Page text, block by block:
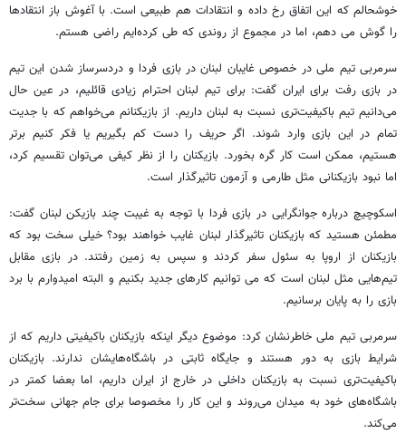
خوشحالم که این اتفاق رخ داده و انتقادات هم طبیعی است‌. با آغوش باز انتقادها
را گوش می دهم، اما در مجموع از روندی که طی کرده‌ایم راضی هستم.
سرمربی تیم ملی در خصوص غایبان لبنان در بازی فردا و دردسرساز شدن این تیم
در بازی رفت برای ایران گفت: برای تیم لبنان احترام زیادی قائلیم، در عین حال
می‌دانیم تیم باکیفیت‌تری نسبت به لبنان داریم. از بازیکنانم می‌خواهم که با جدیت
تمام در این بازی وارد شوند. اگر حریف را دست کم بگیریم یا فکر کنیم برتر
هستیم، ممکن است کار گره بخورد. بازیکنان را از نظر کیفی می‌توان تقسیم کرد،
اما نبود بازیکنانی مثل طارمی و آزمون تاثیرگذار است.
اسکوچیچ درباره جوانگرایی در بازی فردا با توجه به غیبت چند بازیکن لبنان گفت:
مطمئن هستید که بازیکنان تاثیرگذار لبنان غایب خواهند بود؟ خیلی سخت بود که
بازیکنان از اروپا به سئول سفر کردند و سپس به زمین رفتند. در بازی‌ مقابل
تیم‌هایی مثل لبنان است که می توانیم کارهای جدید بکنیم و البته امیدوارم با برد
بازی را به پایان برسانیم.
سرمربی تیم ملی خاطرنشان کرد: موضوع دیگر اینکه بازیکنان باکیفیتی داریم که از
شرایط بازی به دور هستند و جایگاه ثابتی در باشگاه‌هایشان ندارند. بازیکنان
باکیفیت‌تری نسبت به بازیکنان داخلی در خارج از ایران داریم، اما بعضا کمتر در
باشگاه‌های خود به میدان می‌روند و این کار را مخصوصا برای جام جهانی سخت‌تر
می‌کند.